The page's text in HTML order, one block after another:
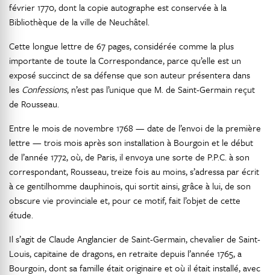
février 1770, dont la copie autographe est conservée à la
Bibliothèque de la ville de Neuchâtel.
Cette longue lettre de 67 pages, considérée comme la plus
importante de toute la Correspondance, parce qu’elle est un
exposé succinct de sa défense que son auteur présentera dans
les Confessions, n’est pas l’unique que M. de Saint-Germain reçut
de Rousseau.
Entre le mois de novembre 1768 — date de l’envoi de la première
lettre — trois mois après son installation à Bourgoin et le début
de l’année 1772, où, de Paris, il envoya une sorte de P.P.C. à son
correspondant, Rousseau, treize fois au moins, s’adressa par écrit
à ce gentilhomme dauphinois, qui sortit ainsi, grâce à lui, de son
obscure vie provinciale et, pour ce motif, fait l’objet de cette
étude.
Il s’agit de Claude Anglancier de Saint-Germain, chevalier de Saint-
Louis, capitaine de dragons, en retraite depuis l’année 1765, a
Bourgoin, dont sa famille était originaire et où il était installé, avec